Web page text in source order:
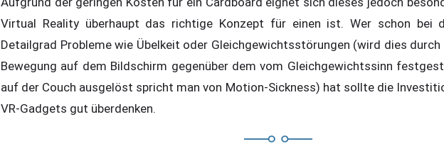
Virtual Reality überhaupt das richtige Konzept für einen ist. Wer schon bei
Detailgrad Probleme wie Übelkeit oder Gleichgewichtsstörungen (wird dies
Bewegung auf dem Bildschirm gegenüber dem vom Gleichgewichtssinn
auf der Couch ausgelöst spricht man von Motion-Sickness) hat sollte die
VR-Gadgets gut überdenken.